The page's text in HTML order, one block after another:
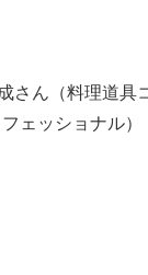
さん（料理道具
ェッショナル）